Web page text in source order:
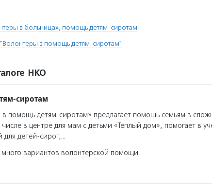
в больницах, помощь детям-сиротам
в помощь детям-сиротам"
НКО
сиротам
помощь детям-сиротам» предлагает помощь семьям в
в центре для мам с детьми «Теплый дом», помогает в
для детей-сирот,…
вариантов волонтерской помощи.